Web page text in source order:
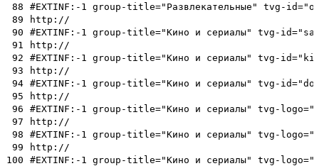
88
#EXTINF:-1 group-title="Развлекательные" tvg-
89
http://
90
#EXTINF:-1 group-title="Кино и сериалы" tvg-
91
http://
92
#EXTINF:-1 group-title="Кино и сериалы" tvg-
93
http://
94 #EXTINF:-1 group-title="Кино и сериалы" tvg-
95
http://
96
#EXTINF:-1 group-title="Кино и сериалы" tvg-
97
http://
98
#EXTINF:-1 group-title="Кино и сериалы" tvg-
99
http://
100
#EXTINF:-1 group-title="Кино и сериалы" tvg-